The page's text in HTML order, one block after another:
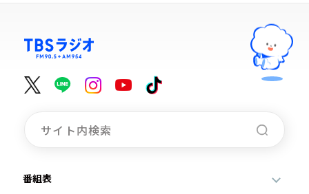
番組表